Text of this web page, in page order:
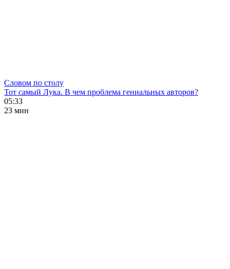
Словом по столу
Тот самый Лука. В чем проблема гениальных авторов?
05:33
23 мин